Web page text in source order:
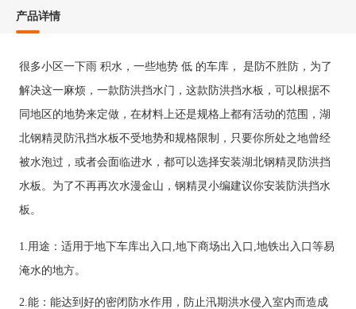
产品详情
很多小区一下雨 积水，一些地势 低 的车库，
是防不胜防，为了
解决这一麻烦，一款防洪挡水门，这款防洪挡水板，可以根据不
同地区的地势来定做，在材料上还是规格上都有活动的范围，湖
北钢精灵防汛挡水板不受地势和规格限制，只要你所处之地曾经
被水泡过，或者会面临进水，都可以选择安装湖北钢精灵防洪挡
水板。为了不再再次水漫金山，钢精灵小编建议你安装防洪挡水
板。
1.用途：适用于地下车库出入口,地下商场出入口,地铁出入口等易
淹水的地方。
2.能：能达到 好的密闭防水作用 ，防止汛期洪水侵入室内而造成